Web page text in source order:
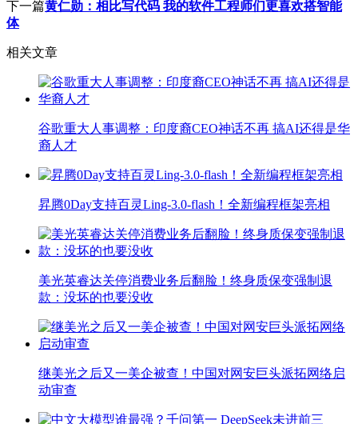
下一篇黄仁勋：相比写代码 我的软件工程师们更喜欢搭智能
体
相关文章
谷歌重大人事调整：印度裔CEO神话不再 搞AI还得是华
裔人才
昇腾0Day支持百灵Ling-3.0-flash！全新编程框架亮相
美光英睿达关停消费业务后翻脸！终身质保变强制退
款：没坏的也要没收
继美光之后又一美企被查！中国对网安巨头派拓网络启
动审查